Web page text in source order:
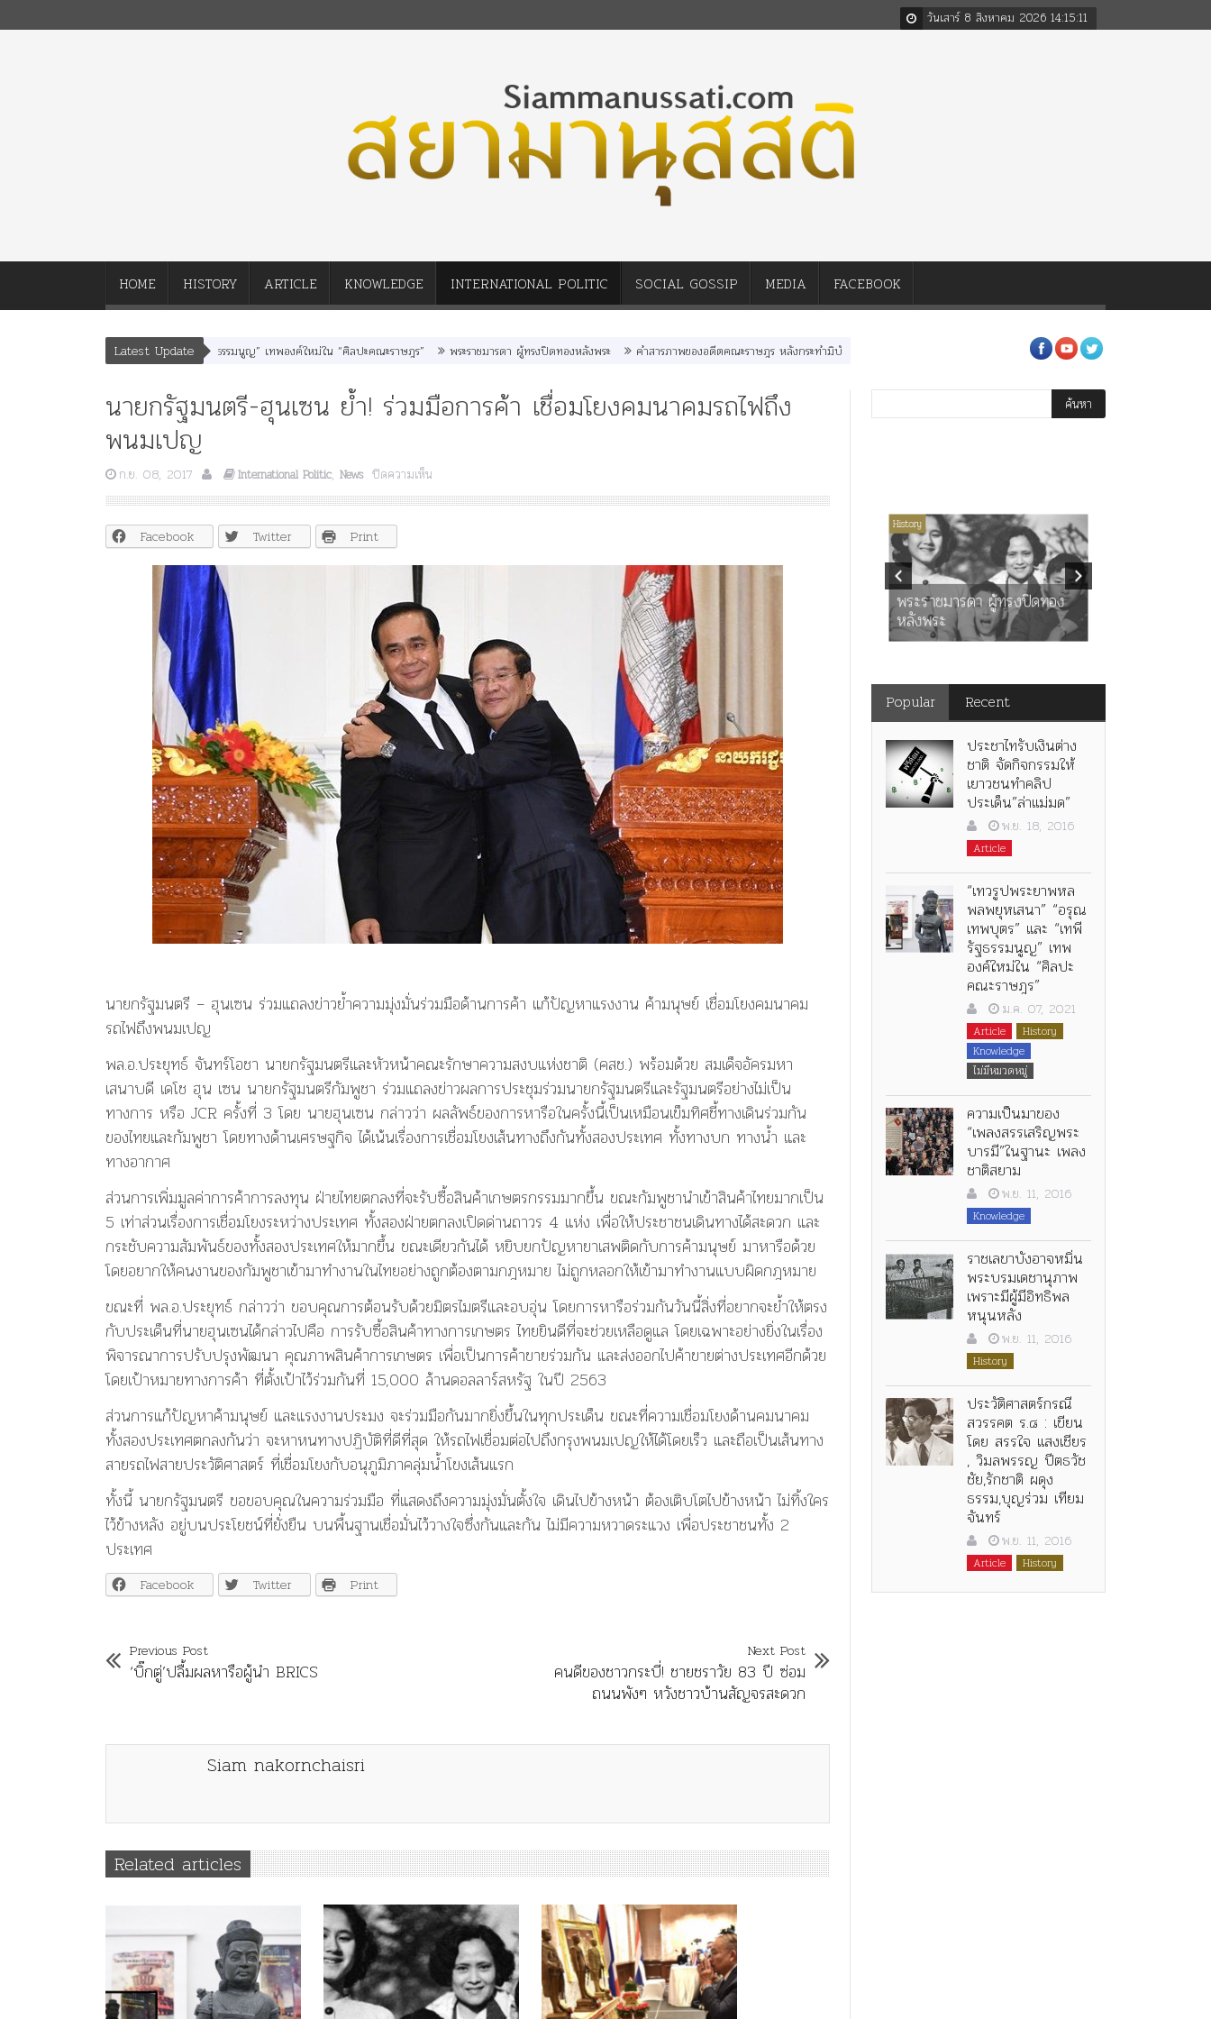
วันเสาร์ 8 สิงหาคม 2026 14:15:12
HOME HISTORY ARTICLE KNOWLEDGE INTERNATIONAL POLITIC SOCIAL GOSSIP MEDIA FACEBOOK
Latest Update
ยุหเสนา” “อรุณเทพบุตร” และ “เทพีรัฐธรรมนูญ” เทพองค์ใหม่ใน “ศิลปะคณะราษฎร” พระราชมารดา ผู้ทรงปิดทองหลังพระ คำสารภาพของอดีตคณะราษฎร หลังกระทำมิบังควรต่อในหลวงสามรัชกาล ร่วมกว่า 80ปี ร.๖ สร้าง “จุฬาลงกรณ์มหาวิทยาลัย” ตา
นายกรัฐมนตรี-ฮุนเซน ย้ำ! ร่วมมือการค้า เชื่อมโยงคมนาคมรถไฟถึง
พนมเปญ
ก.ย. 08, 2017 International Politic, News ปิดความเห็น
นายก
รัฐมนตรี-
ย้ำ!
การ
ค้า
เชื่อม
โยง
คมนาคม
รถไฟ
ถึง
พนมเปญ
Facebook Twitter Print
นายกรัฐมนตรี – ฮุนเซน ร่วมแถลงข่าวย้ำความมุ่งมั่นร่วมมือด้านการค้า แก้ปัญหาแรงงาน ค้ามนุษย์ เชื่อมโยงคมนาคม
รถไฟถึงพนมเปญ
พล.อ.ประยุทธ์ จันทร์โอชา นายกรัฐมนตรีและหัวหน้าคณะรักษาความสงบแห่งชาติ (คสช.) พร้อมด้วย สมเด็จอัครมหา
เสนาบดี เดโช ฮุน เซน นายกรัฐมนตรีกัมพูชา ร่วมแถลงข่าวผลการประชุมร่วมนายกรัฐมนตรีและรัฐมนตรีอย่างไม่เป็น
ทางการ หรือ JCR ครั้งที่ 3 โดย นายฮุนเซน กล่าวว่า ผลลัพธ์ของการหารือในครั้งนี้เป็นเหมือนเข็มทิศชี้ทางเดินร่วมกัน
ของไทยและกัมพูชา โดยทางด้านเศรษฐกิจ ได้เน้นเรื่องการเชื่อมโยงเส้นทางถึงกันทั้งสองประเทศ ทั้งทางบก ทางน้ำ และ
ทางอากาศ
ส่วนการเพิ่มมูลค่าการค้าการลงทุน ฝ่ายไทยตกลงที่จะรับซื้อสินค้าเกษตรกรรมมากขึ้น ขณะกัมพูชานำเข้าสินค้าไทยมากเป็น
5 เท่าส่วนเรื่องการเชื่อมโยงระหว่างประเทศ ทั้งสองฝ่ายตกลงเปิดด่านถาวร 4 แห่ง เพื่อให้ประชาชนเดินทางได้สะดวก และ
กระชับความสัมพันธ์ของทั้งสองประเทศให้มากขึ้น ขณะเดียวกันได้ หยิบยกปัญหายาเสพติดกับการค้ามนุษย์ มาหารือด้วย
โดยอยากให้คนงานของกัมพูชาเข้ามาทำงานในไทยอย่างถูกต้องตามกฎหมาย ไม่ถูกหลอกให้เข้ามาทำงานแบบผิดกฎหมาย
ขณะที่ พล.อ.ประยุทธ์ กล่าวว่า ขอบคุณการต้อนรับด้วยมิตรไมตรีและอบอุ่น โดยการหารือร่วมกันวันนี้สิ่งที่อยากจะย้ำให้ตรง
กับประเด็นที่นายฮุนเซนได้กล่าวไปคือ การรับซื้อสินค้าทางการเกษตร ไทยยินดีที่จะช่วยเหลือดูแล โดยเฉพาะอย่างยิ่งในเรื่อง
พิจารณาการปรับปรุงพัฒนา คุณภาพสินค้าการเกษตร เพื่อเป็นการค้าขายร่วมกัน และส่งออกไปค้าขายต่างประเทศอีกด้วย
โดยเป้าหมายทางการค้า ที่ตั้งเป้าไว้ร่วมกันที่ 15,000 ล้านดอลลาร์สหรัฐ ในปี 2563
ส่วนการแก้ปัญหาค้ามนุษย์ และแรงงานประมง จะร่วมมือกันมากยิ่งขึ้นในทุกประเด็น ขณะที่ความเชื่อมโยงด้านคมนาคม
ทั้งสองประเทศตกลงกันว่า จะหาหนทางปฏิบัติที่ดีที่สุด ให้รถไฟเชื่อมต่อไปถึงกรุงพนมเปญให้ได้โดยเร็ว และถือเป็นเส้นทาง
สายรถไฟสายประวัติศาสตร์ ที่เชื่อมโยงกับอนุภูมิภาคลุ่มน้ำโขงเส้นแรก
ทั้งนี้ นายกรัฐมนตรี ขอขอบคุณในความร่วมมือ ที่แสดงถึงความมุ่งมั่นตั้งใจ เดินไปข้างหน้า ต้องเติบโตไปข้างหน้า ไม่ทิ้งใคร
ไว้ข้างหลัง อยู่บนประโยชน์ที่ยั่งยืน บนพื้นฐานเชื่อมั่นไว้วางใจซึ่งกันและกัน ไม่มีความหวาดระแวง เพื่อประชาชนทั้ง 2
ประเทศ
Facebook Twitter Print
Previous Post
‘บิ๊กตู่’ปลื้มผลหารือผู้นำ BRICS
Next Post
คนดีของชาวกระบี่! ชายชราวัย 83 ปี ซ่อม
ถนนพังๆ หวังชาวบ้านสัญจรสะดวก
Siam nakornchaisri
Related articles
พยุหเสนา” “อรุณเทพบุตร”
และ “เทพีรัฐธรรมนูญ” เทพ
องค์ใหม่ใน “ศิลปะคณะ
ราษฎร”
History
พระราชมารดา ผู้ทรงปิดทอง
หลังพระ
Popular Recent
ประชาไทรับเงินต่าง
ชาติ จัดกิจกรรมให้
เยาวชนทำคลิป
ประเด็น”ล่าแม่มด”
พ.ย. 18, 2016
Article
“เทวรูปพระยาพหล
พลพยุหเสนา” “อรุณ
เทพบุตร” และ “เทพี
รัฐธรรมนูญ” เทพ
องค์ใหม่ใน “ศิลปะ
คณะราษฎร”
ม.ค. 07, 2021
Article
History
Knowledge
ไม่มีหมวดหมู่
ความเป็นมาของ
“เพลงสรรเสริญพระ
บารมี”ในฐานะ เพลง
ชาติสยาม
พ.ย. 11, 2016
Knowledge
ราชเลขาบังอาจหมิ่น
พระบรมเดชานุภาพ
เพราะมีผู้มีอิทธิพล
หนุนหลัง
พ.ย. 11, 2016
History
ประวัติศาสตร์กรณี
สวรรคต ร.๘ : เขียน
โดย สรรใจ แสงเชียร
, วิมลพรรญ ปีตธวัช
ชัย,รักชาติ ผดุง
ธรรม,บุญร่วม เทียม
จันทร์
พ.ย. 11, 2016
Article History